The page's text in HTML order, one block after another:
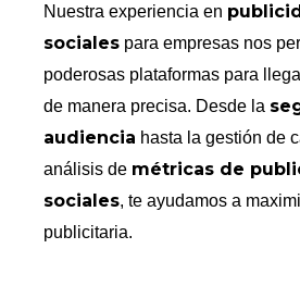
Nuestra experiencia en
sociales para empresas nos
poderosas plataformas para
de manera precisa. Desde la
audiencia hasta la gestión de
análisis de métricas de
sociales, te ayudamos a
publicitaria.